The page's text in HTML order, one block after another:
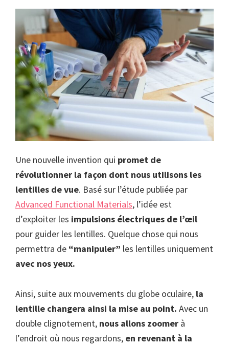
Une nouvelle invention qui promet de
révolutionner la façon dont nous utilisons les
lentilles de vue. Basé sur l’étude publiée par
Advanced Functional Materials, l’idée est
d’exploiter les impulsions électriques de l’œil
pour guider les lentilles. Quelque chose qui nous
permettra de “manipuler” les lentilles uniquement
avec nos yeux.
Ainsi, suite aux mouvements du globe oculaire, la
lentille changera ainsi la mise au point. Avec un
double clignotement, nous allons zoomer à
l’endroit où nous regardons, en revenant à la